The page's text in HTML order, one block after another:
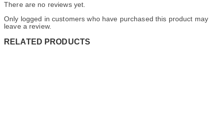
There are no reviews yet.
Only logged in customers who have purchased this product may
leave a review.
RELATED PRODUCTS